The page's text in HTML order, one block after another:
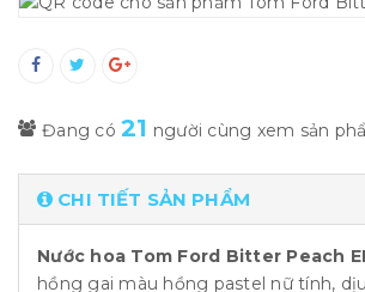
Đang có 21 người cùng xem sản
CHI TIẾT SẢN PHẨM
Nước hoa Tom Ford Bitter Peach
hồng gai màu hồng pastel nữ tính,